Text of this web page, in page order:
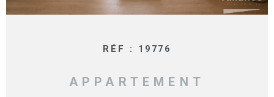
RÉF : 19776
APPARTEMENT